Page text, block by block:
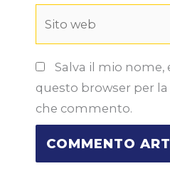
Salva il mio nome,
questo browser per
che commento.